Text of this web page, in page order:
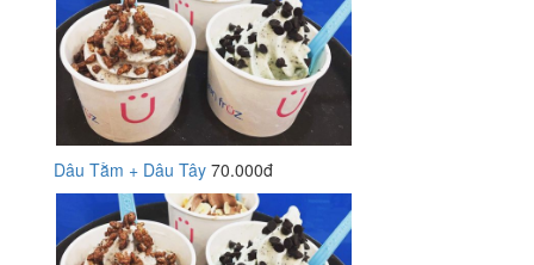
Dâu Tằm + Dâu Tây 70.000đ